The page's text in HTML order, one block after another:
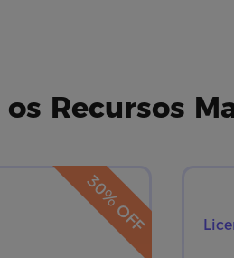
Recursos
30% OFF